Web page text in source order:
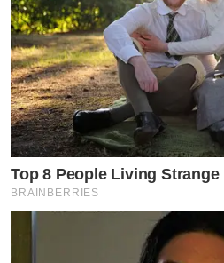
by TVPOOL ONLINE
Top 8 People Living
BRAINBERRIES